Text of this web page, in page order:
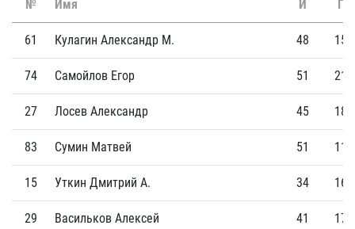
№ Имя И Г
61 Кулагин Александр М. 48 15
74 Самойлов Егор 51 21
27 Лосев Александр 45 18
83 Сумин Матвей 51 11
15 Уткин Дмитрий А. 34 16
29 Васильков Алексей 41 17